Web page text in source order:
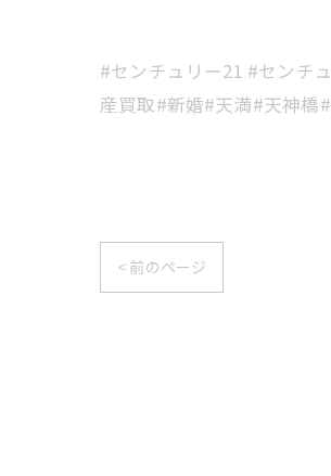
#センチュリー21 #センチ
産買取#新婚#天満#天神橋
< 前のページ